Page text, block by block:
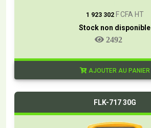
1 923 302 F CFA HT
Stock non disponible
2492
AJOUTER AU PANIER
FLK-717 30G